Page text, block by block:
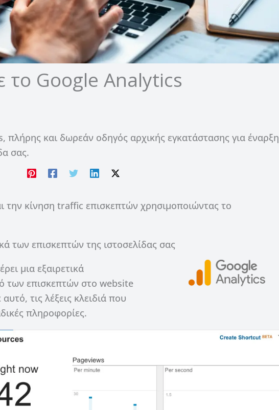
το Google Analytics
πλήρης και δωρεάν οδηγός αρχικής εγκατάστασης για έναρξη
σας.
την κίνηση traffic επισκεπτών χρησιμοποιώντας το
των επισκεπτών της ιστοσελίδας σας
μια εξαιρετικά
των επισκεπτών στο website
τις λέξεις κλειδιά που
πληροφορίες.